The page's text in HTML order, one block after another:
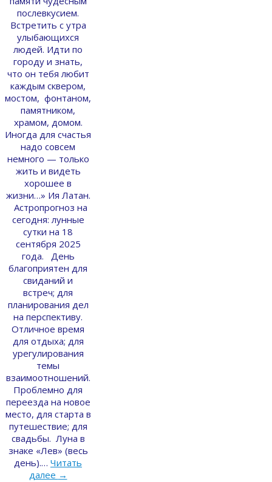
послевкусием.
Встретить с утра
улыбающихся
людей. Идти по
городу и знать,
что он тебя любит
каждым сквером,
мостом, фонтаном,
памятником,
храмом, домом.
Иногда для счастья
надо совсем
немного — только
жить и видеть
хорошее в
жизни…» Ия Латан.
Астропрогноз на
сегодня: лунные
сутки на 18
сентября 2025
года. День
благоприятен для
свиданий и
встреч; для
планирования дел
на перспективу.
Отличное время
для отдыха; для
урегулирования
темы
взаимоотношений.
Проблемно для
переезда на новое
место, для старта в
путешествие; для
свадьбы. Луна в
знаке «Лев» (весь
день).… Читать
далее →